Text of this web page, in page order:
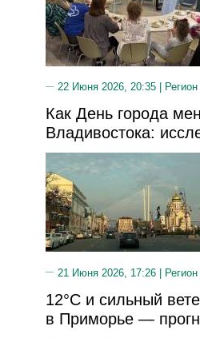
22 Июня 2026, 20:35 |
Как День города
Владивостока:
21 Июня 2026, 17:26 |
12°C и сильный
в Приморье —